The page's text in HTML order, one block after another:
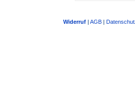
Widerruf | AGB |